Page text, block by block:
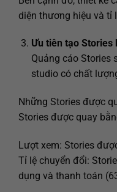
diện thương hiệu và tỉ
Ưu tiên tạo
Quảng cáo Stories
studio có chất
Những Stories được
Stories được quay
Lượt xem: Stories
Tỉ lệ chuyển đổi:
dụng và thanh toán